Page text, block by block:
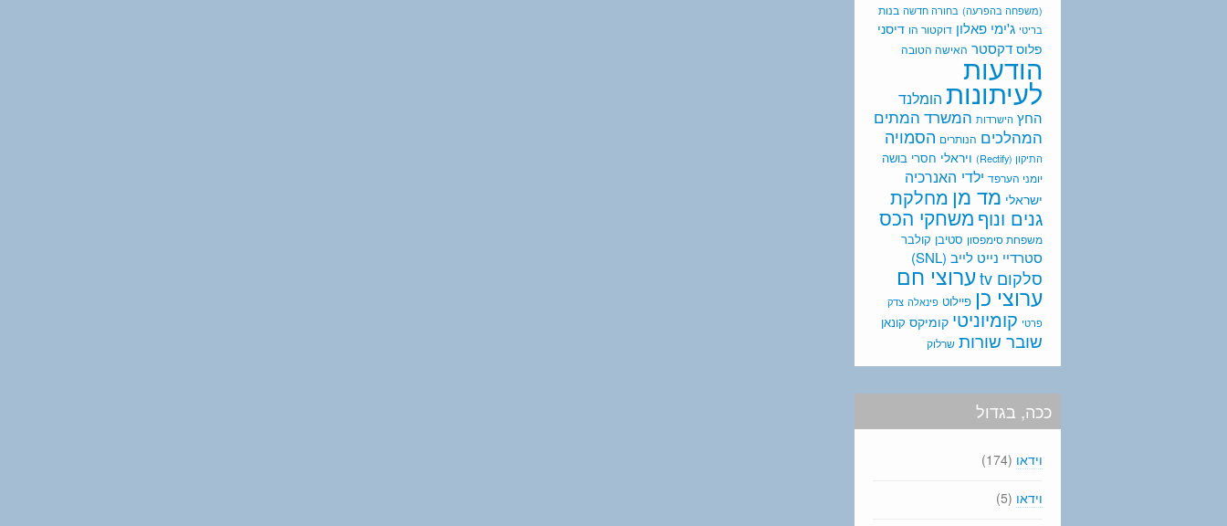
(משפחה בהפרעה) בחורה חדשה בנות
בריטי ג'ימי פאלון דוקטור הו דיסני
פלוס דקסטר האישה הטובההודעות
לעיתונות הומלנד
החץ הישרדות המשרד המתים
המהלכים הנותרים הסמויה
התיקון (Rectify) ויראלי חסרי בושה
יומני הערפד ילדי האנרכיה
ישראלי מד מן מחלקת
גנים ונוף משחקי הכס
משפחת סימפסון סטיבן קולבר
סטרדיי נייט לייב (SNL)
סלקום tv ערוצי חם
ערוצי כן פיילוט פינאלה צדק
פרטי קומיוניטי קומיקס קונאן
שובר שורות שרלוק
ככה, בגדול
וידאו (174)
וידאו (5)